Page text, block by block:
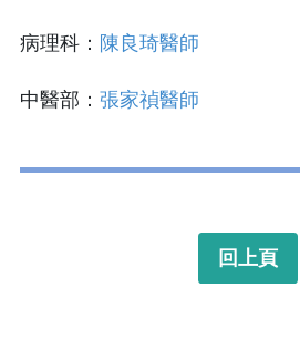
病理科： 陳良琦醫師
中醫部： 張家禎醫師
回上頁